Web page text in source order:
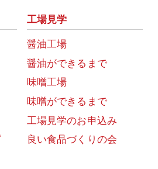
工場見学
醤油工場
醤油ができるまで
味噌工場
味噌ができるまで
工場見学のお申込み
良い食品づくりの会